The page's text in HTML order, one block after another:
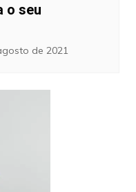
o seu
de 2021